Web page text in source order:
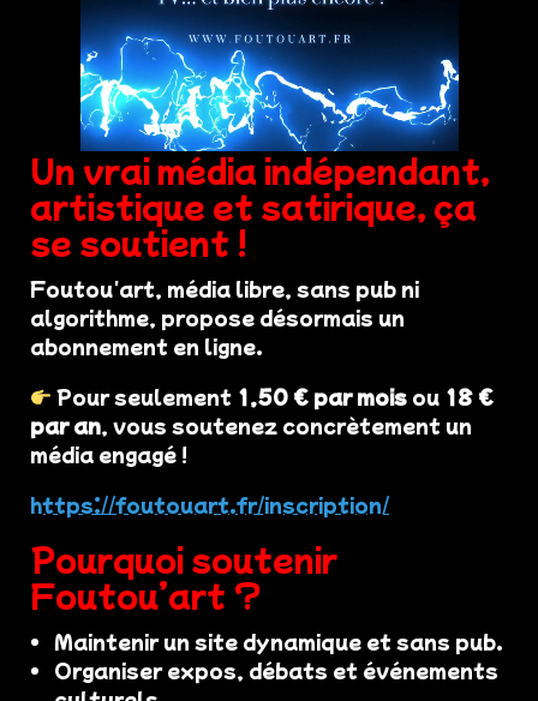
Un vrai média indépendant,
artistique et satirique, ça
se soutient !
Foutou'art, média libre, sans pub ni
algorithme, propose désormais un
abonnement en ligne.
Pour seulement 1,50 € par mois ou 18 €
par an, vous soutenez concrètement un
média engagé !
https://foutouart.fr/inscription/
Pourquoi soutenir
Foutou’art ?
Maintenir un site dynamique et sans pub.
Organiser expos, débats et événements